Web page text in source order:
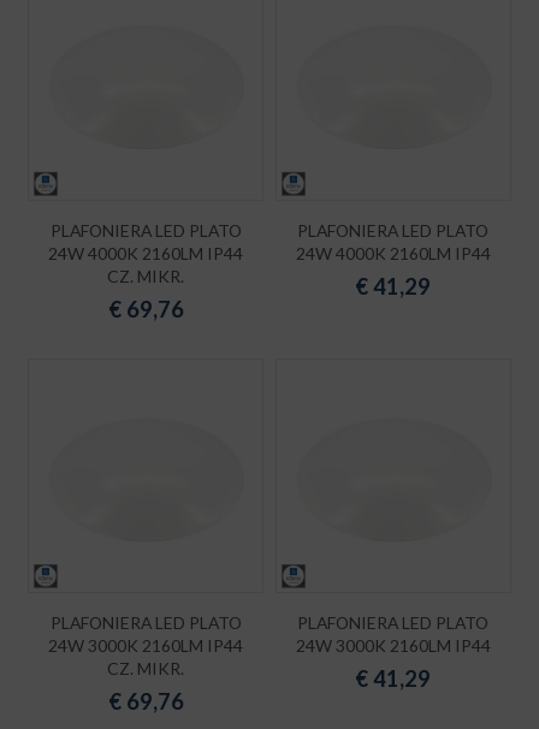
PLAFONIERA LED PLATO
24W 4000K 2160LM IP44
CZ. MIKR.
€ 69,76
PLAFONIERA LED PLATO
24W 4000K 2160LM IP44
€41,29
PLAFONIERA LED PLATO
24W 3000K 2160LM IP44
CZ. MIKR.
€ 69,76
PLAFONIERA LED PLATO
24W 3000K 2160LM IP44
€41,29